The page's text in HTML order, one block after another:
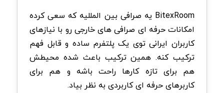
BitexRoom یه صرافی بین المللیه که سعی کرده
امکانات حرفه ای صرافی های خارجی رو با نیازهای
کاربران ایرانی توی یک پلتفرم ساده و قابل فهم
ترکیب کنه. همین ترکیب باعث شده محیطش
هم برای تازه کارها راحت باشه و هم برای
کاربرهای حرفه ای کاربردی به نظر بیاد.